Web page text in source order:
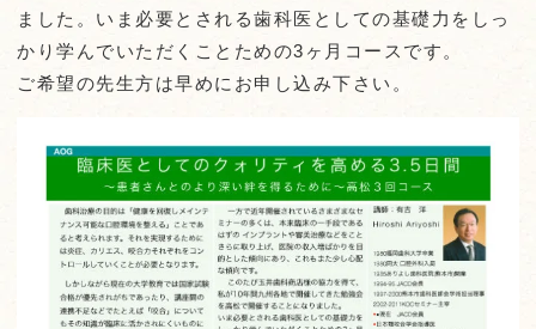
ました。いま必要とされる歯科医としての基礎力をしっ
かり学んでいただくことための3ヶ月コースです。
ご希望の先生方は早めにお申し込み下さい。